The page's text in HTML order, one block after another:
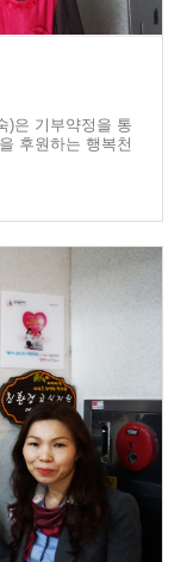
)은 기부약정을 통
후원하는 행복천